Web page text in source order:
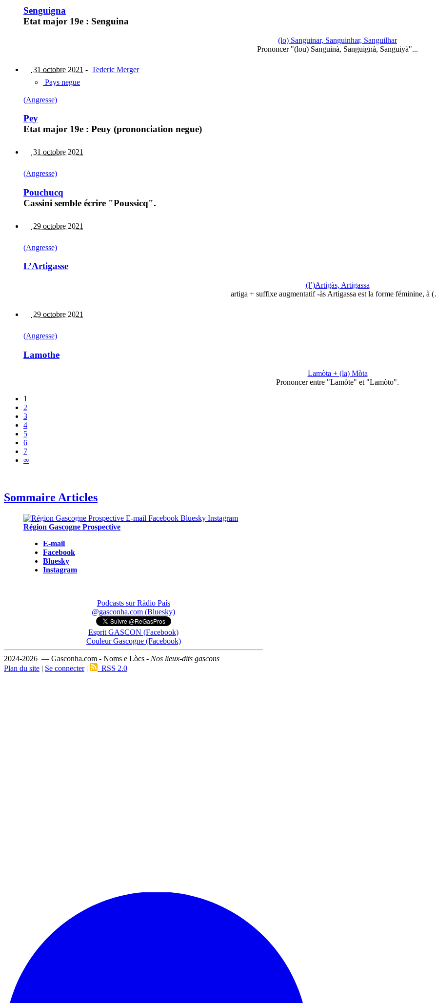
Senguigna
Etat major 19e : Senguina
(lo) Sanguinar, Sanguinhar, Sanguilhar
Prononcer "(lou) Sanguinà, Sanguignà, Sanguiyà"...
31 octobre 2021 - Tederic Merger
Pays negue
(Angresse)
Pey
Etat major 19e : Peuy (prononciation negue)
31 octobre 2021
(Angresse)
Pouchucq
Cassini semble écrire "Poussicq".
29 octobre 2021
(Angresse)
L’Artigasse
(l’)Artigàs, Artigassa
artiga + suffixe augmentatif -às Artigassa est la forme féminine, à
29 octobre 2021
(Angresse)
Lamothe
Lamòta + (la) Mòta
Prononcer entre "Lamòte" et "Lamòto".
1
2
3
4
5
6
7
∞
Sommaire Articles
Région Gascogne Prospective
E-mail
Facebook
Bluesky
Instagram
Podcasts sur Ràdio País
@gasconha.com (Bluesky)
Esprit GASCON (Facebook)
Couleur Gascogne (Facebook)
2024-2026 — Gasconha.com - Noms e Lòcs - Nos lieux-dits gascons
Plan du site | Se connecter| RSS 2.0